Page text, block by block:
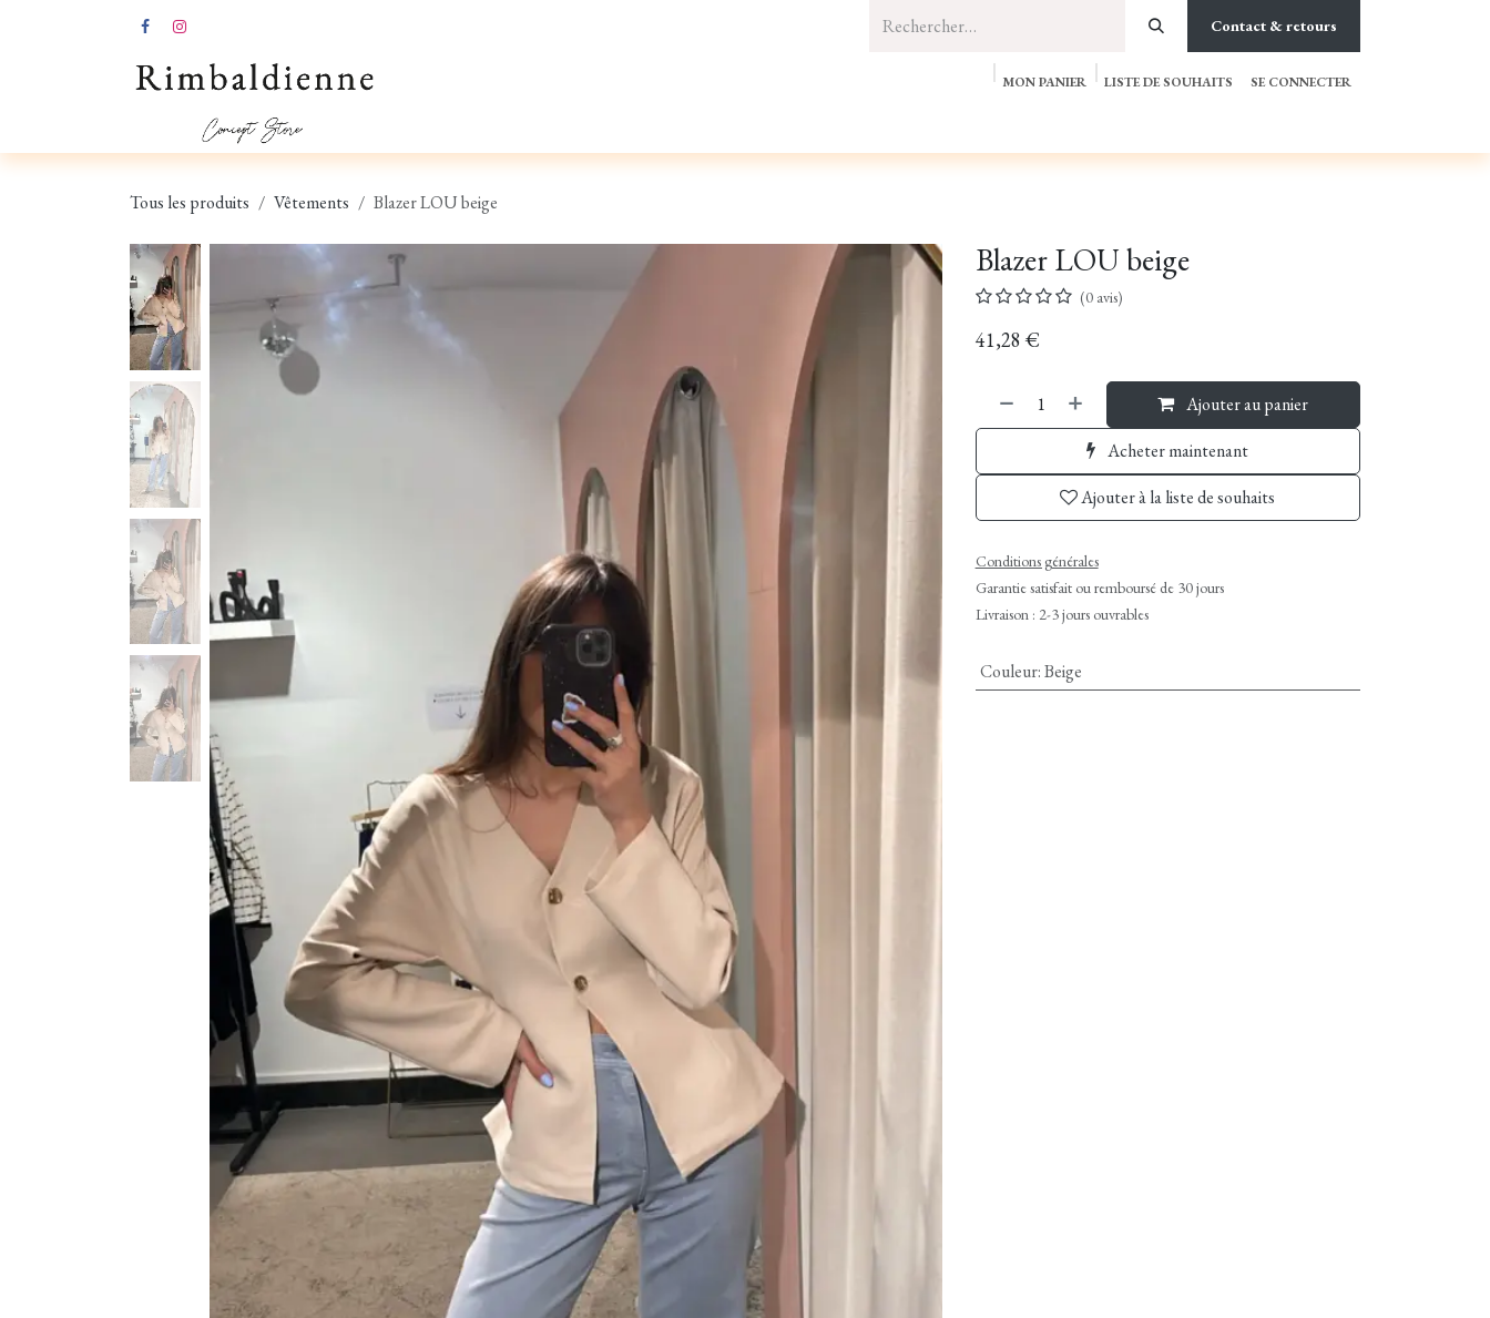
Contact & retours
MON PANIER LISTE DE SOUHAITS SE CONNECTER
Tous les produits Vêtements Blazer LOU beige
Blazer LOU beige
(0 avis)
41,28€
Ajouter au panier
Acheter maintenant
Ajouter à la liste de souhaits
Conditions générales
Garantie satisfait ou remboursé de 30 jours
Livraison : 2-3 jours ouvrables
Couleur:Beige